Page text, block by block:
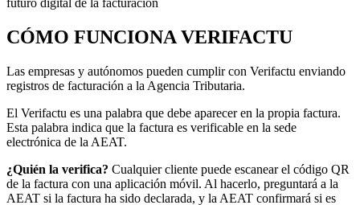
CÓMO FUNCIONA VERIFACTU
Las empresas y autónomos pueden cumplir con Verifactu enviando
registros de facturación a la Agencia Tributaria.
El Verifactu es una palabra que debe aparecer en la propia factura.
Esta palabra indica que la factura es verificable en la sede
electrónica de la AEAT.
¿Quién la verifica? Cualquier cliente puede escanear el código QR
de la factura con una aplicación móvil. Al hacerlo, preguntará a la
AEAT si la factura ha sido declarada, y la AEAT confirmará si es